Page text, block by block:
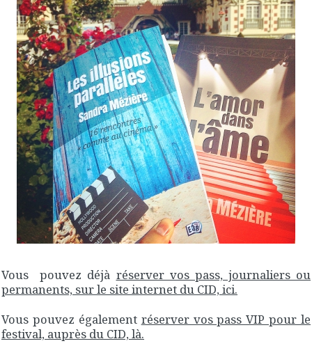
Vous pouvez déjà réserver vos pass, journaliers ou
permanents, sur le site internet du CID, ici.
Vous pouvez également réserver vos pass VIP pour le
festival, auprès du CID, là.